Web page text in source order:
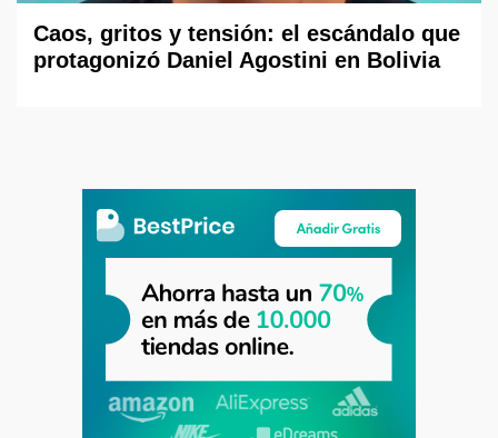
Caos, gritos y tensión: el escándalo que
protagonizó Daniel Agostini en Bolivia